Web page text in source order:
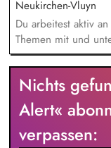
Kennzahlen (insb.
Neukirchen-Vluyn
Du arbeitest aktiv
Themen mit und
Taxonomie. Du
diese auf und
Konzernreporting.
für das
modernen
Digitalisierung
Nichts
Alert«
verpassen: